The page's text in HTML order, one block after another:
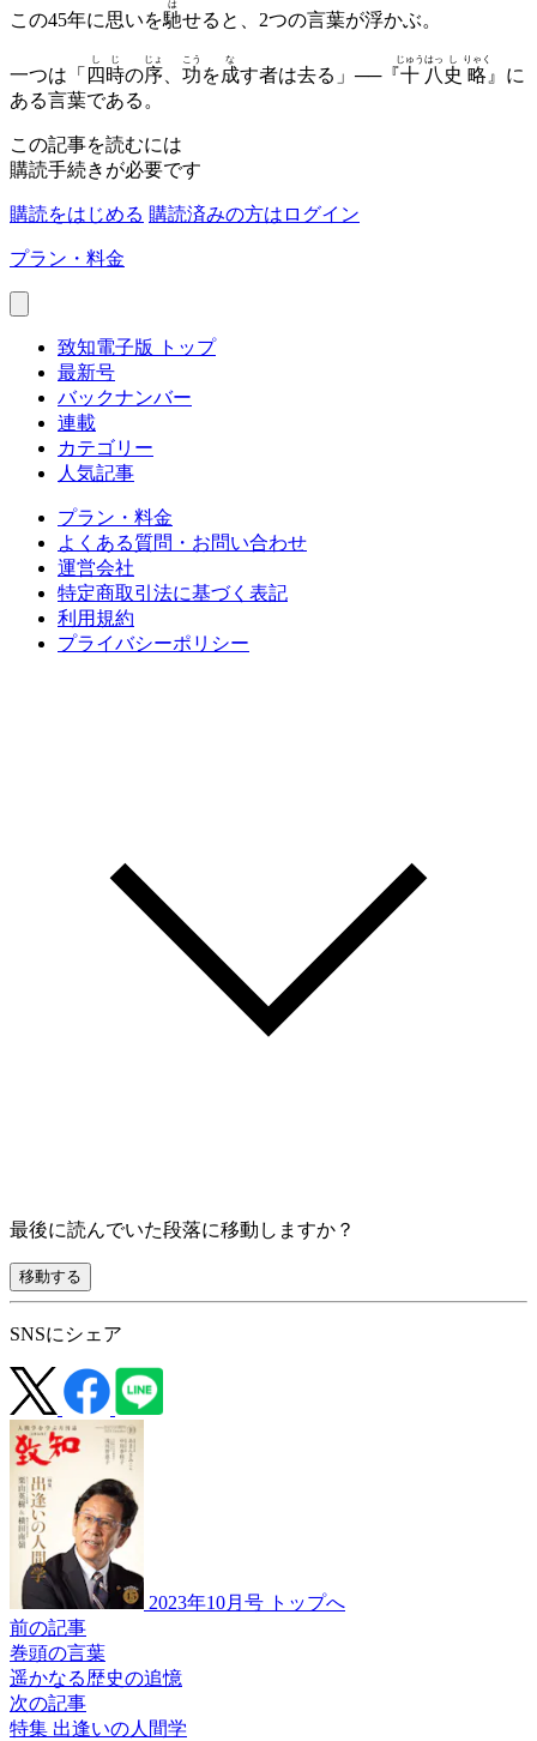
この45年に思いを馳
は
せると、2つの言葉が浮かぶ。
一つは「 四
し
時
じ
の序
じょ
功
こう
を成
な
す者は去る」──『十
じゅう
八
はっ
史
し
略
りゃく
』に
ある言葉である。
この記事を読むには
購読手続きが必要です
購読をはじめる 購読済みの方はログイン
プラン・料金
致知電子版 トップ
最新号
バックナンバー
連載
カテゴリー
人気記事
プラン・料金
よくある質問・お問い合わせ
運営会社
特定商取引法に基づく表記
利用規約
プライバシーポリシー
最後に読んでいた段落に移動しますか？
移動する
SNSにシェア
2023年10月号 トップへ
前の記事
巻頭の言葉
遥かなる歴史の追憶
次の記事
特集 出逢いの人間学